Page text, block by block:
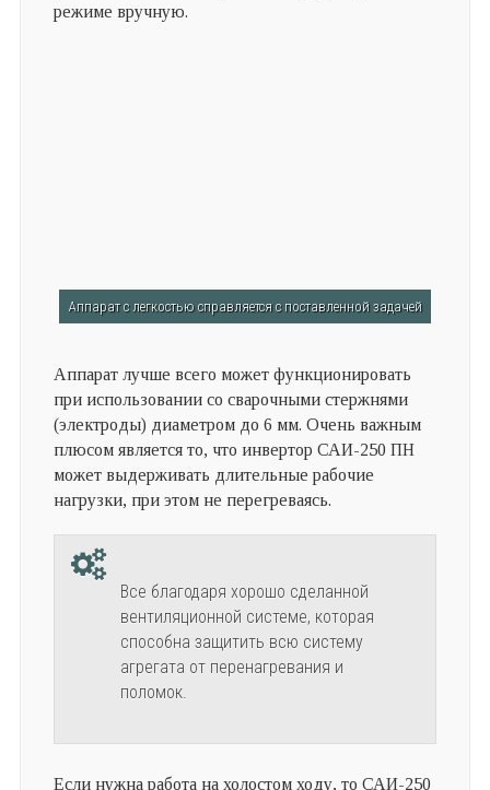
режиме вручную.
Аппарат с легкостью справляется с поставленной задачей
Аппарат лучше всего может функционировать
при использовании со сварочными стержнями
(электроды) диаметром до 6 мм. Очень важным
плюсом является то, что инвертор САИ-250 ПН
может выдерживать длительные рабочие
нагрузки, при этом не перегреваясь.
Все благодаря хорошо сделанной
вентиляционной системе, которая
способна защитить всю систему
агрегата от перенагревания и
поломок.
Если нужна работа на холостом ходу, то САИ-250